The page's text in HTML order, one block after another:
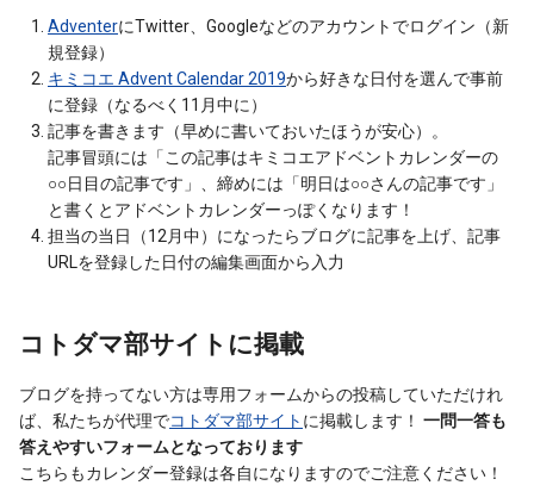
AdventerにTwitter、Googleなどのアカウントでログイン（新
規登録）
キミコエ Advent Calendar 2019から好きな日付を選んで事前
に登録（なるべく11月中に）
記事を書きます（早めに書いておいたほうが安心）。
記事冒頭には「この記事はキミコエアドベントカレンダーの
○○日目の記事です」、締めには「明日は○○さんの記事です」
と書くとアドベントカレンダーっぽくなります！
担当の当日（12月中）になったらブログに記事を上げ、記事
URLを登録した日付の編集画面から入力
コトダマ部サイトに掲載
ブログを持ってない方は専用フォームからの投稿していただけれ
ば、私たちが代理でコトダマ部サイト に掲載します！ 一問一答も
答えやすいフォームとなっております
こちらもカレンダー登録は各自になりますのでご注意ください！